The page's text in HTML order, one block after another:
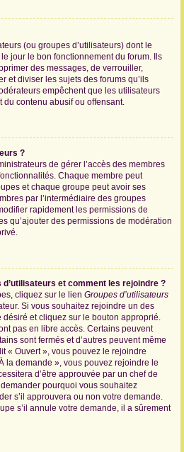
(ou groupes d’utilisateurs) dont le
jour le bon fonctionnement du forum. Ils
des messages, de verrouiller,
et diviser les sujets des forums qu’ils
empêchent que les utilisateurs
contenu abusif ou offensant.
?
de gérer l’accès des membres
Chaque membre peut
et chaque groupe peut avoir ses
par l’intermédiaire des groupes
rapidement les permissions de
qu’ajouter des permissions de modération
et comment les rejoindre ?
cliquez sur le lien Groupes d’utilisateurs
Si vous souhaitez rejoindre un des
et cliquez sur le bouton approprié.
pas en libre accès. Certains peuvent
sont fermés et d’autres peuvent même
« Ouvert », vous pouvez le rejoindre
la demande », vous pouvez rejoindre le
d’être approuvée par un chef de
pourquoi vous souhaitez
s’il approuvera ou non votre demande.
s’il annule votre demande, il a sûrement